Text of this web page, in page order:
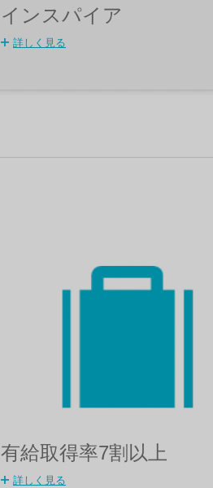
インスパイア
詳しく見る
有給取得率7割以上​
詳しく見る